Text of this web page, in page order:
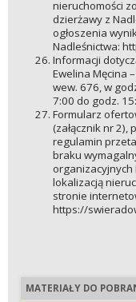
nieruchomości
dzierżawy z
ogłoszenia
Nadleśnictwa:
Informacji
Ewelina Męcina
wew. 676, w
7:00 do godz.
Formularz
(załącznik nr 2),
regulamin
braku
organizacyjnych
lokalizacją
stronie
https://
MATERIAŁY DO